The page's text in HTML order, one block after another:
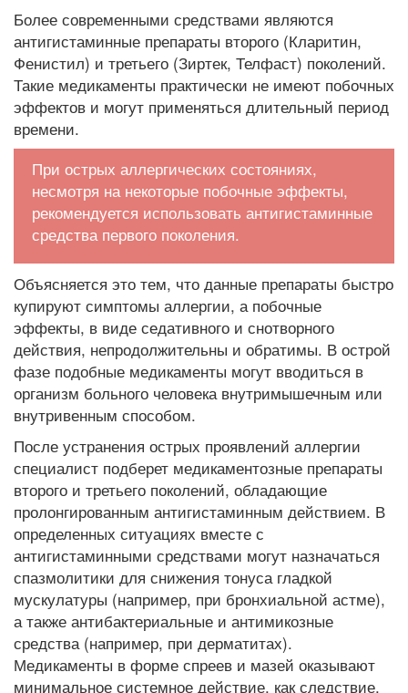
Более современными средствами являются
антигистаминные препараты второго (Кларитин,
Фенистил) и третьего (Зиртек, Телфаст) поколений.
Такие медикаменты практически не имеют побочных
эффектов и могут применяться длительный период
времени.
При острых аллергических состояниях,
несмотря на некоторые побочные эффекты,
рекомендуется использовать антигистаминные
средства первого поколения.
Объясняется это тем, что данные препараты быстро
купируют симптомы аллергии, а побочные
эффекты, в виде седативного и снотворного
действия, непродолжительны и обратимы. В острой
фазе подобные медикаменты могут вводиться в
организм больного человека внутримышечным или
внутривенным способом.
После устранения острых проявлений аллергии
специалист подберет медикаментозные препараты
второго и третьего поколений, обладающие
пролонгированным антигистаминным действием. В
определенных ситуациях вместе с
антигистаминными средствами могут назначаться
спазмолитики для снижения тонуса гладкой
мускулатуры (например, при бронхиальной астме),
а также антибактериальные и антимикозные
средства (например, при дерматитах).
Медикаменты в форме спреев и мазей оказывают
минимальное системное действие, как следствие,